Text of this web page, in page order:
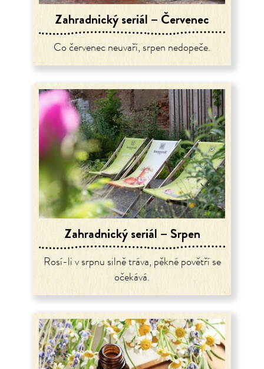
Zahradnický seriál – Červenec
Co červenec neuvaří, srpen nedopeče.
Zahradnický seriál – Srpen
Rosí-li v srpnu silně tráva, pěkné povětří se
očekává.